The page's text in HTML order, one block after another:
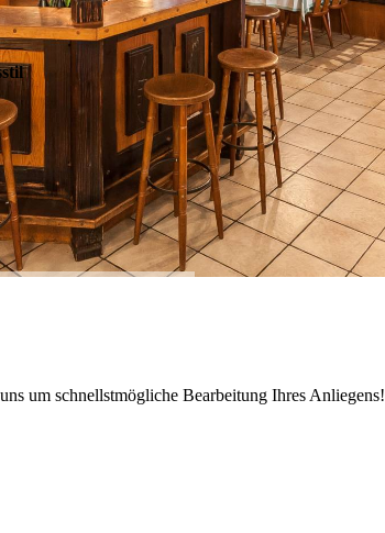
um schnellstmögliche Bearbeitung Ihres Anliegens!